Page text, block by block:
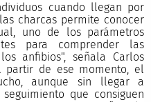
cuando llegan por
charcas permite conocer
uno de los parámetros
para comprender las
anfibios", señala Carlos
partir de ese momento, el
aunque sin llegar a
que consiguen